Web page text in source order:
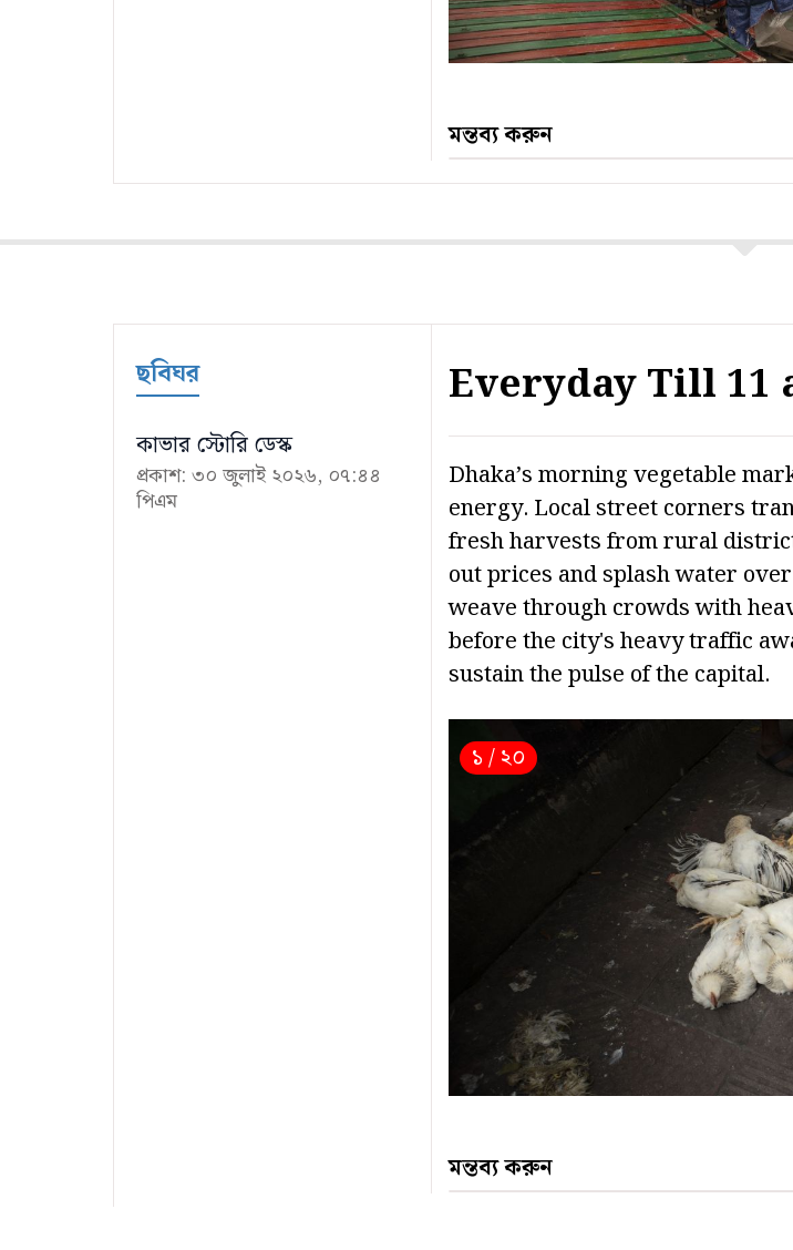
মন্তব্য করুন
ছবিঘর
কাভার স্টোরি ডেস্ক
প্রকাশ: ৩০ জুলাই ২০২৬, ০৭:৪৪
পিএম
Everyday Till 11
Dhaka’s morning vegetable
energy. Local street corners
fresh harvests from rural
out prices and splash water
weave through crowds with
before the city's heavy traffic
sustain the pulse of the capital.
১ / ২০
মন্তব্য করুন